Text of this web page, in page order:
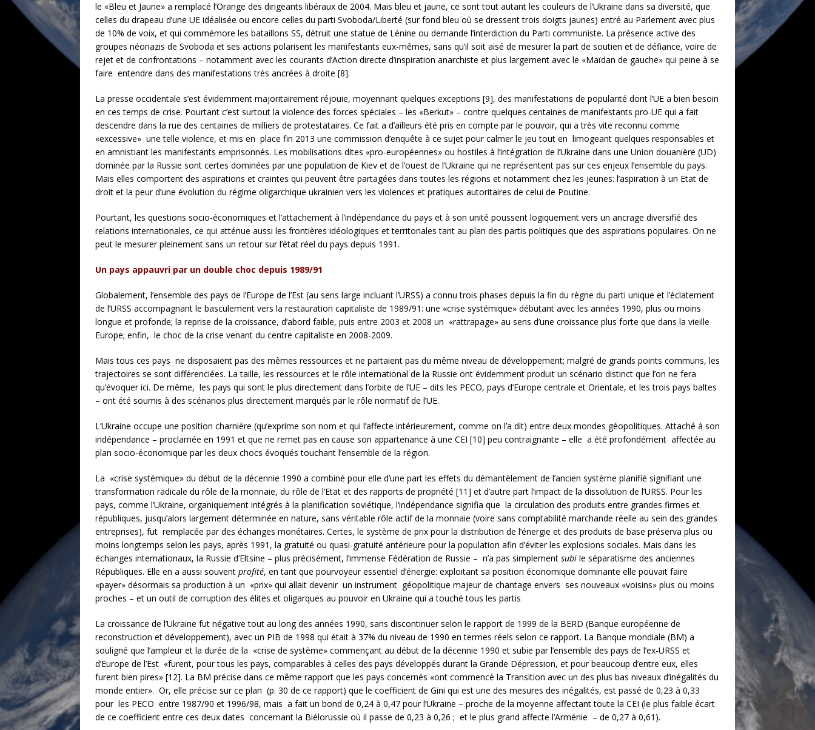
le «Bleu et Jaune» a remplacé l’Orange des dirigeants libéraux de 2004. Mais bleu et jaune, ce sont tout autant les couleurs de l’Ukraine dans sa diversité, que
celles du drapeau d’une UE idéalisée ou encore celles du parti Svoboda/Liberté (sur fond bleu où se dressent trois doigts jaunes) entré au Parlement avec plus
de 10% de voix, et qui commémore les bataillons SS, détruit une statue de Lénine ou demande l’interdiction du Parti communiste. La présence active des
groupes néonazis de Svoboda et ses actions polarisent les manifestants eux-mêmes, sans qu’il soit aisé de mesurer la part de soutien et de défiance, voire de
rejet et de confrontations – notamment avec les courants d’Action directe d’inspiration anarchiste et plus largement avec le «Maïdan de gauche» qui peine à se
faire entendre dans des manifestations très ancrées à droite [8].
La presse occidentale s’est évidemment majoritairement réjouie, moyennant quelques exceptions [9], des manifestations de popularité dont l’UE a bien besoin
en ces temps de crise. Pourtant c’est surtout la violence des forces spéciales – les «Berkut» – contre quelques centaines de manifestants pro-UE qui a fait
descendre dans la rue des centaines de milliers de protestataires. Ce fait a d’ailleurs été pris en compte par le pouvoir, qui a très vite reconnu comme
«excessive» une telle violence, et mis en place fin 2013 une commission d’enquête à ce sujet pour calmer le jeu tout en limogeant quelques responsables et
en amnistiant les manifestants emprisonnés. Les mobilisations dites «pro-européennes» ou hostiles à l’intégration de l’Ukraine dans une Union douanière (UD)
dominée par la Russie sont certes dominées par une population de Kiev et de l’ouest de l’Ukraine qui ne représentent pas sur ces enjeux l’ensemble du pays.
Mais elles comportent des aspirations et craintes qui peuvent être partagées dans toutes les régions et notamment chez les jeunes: l’aspiration à un Etat de
droit et la peur d’une évolution du régime oligarchique ukrainien vers les violences et pratiques autoritaires de celui de Poutine.
Pourtant, les questions socio-économiques et l’attachement à l’indépendance du pays et à son unité poussent logiquement vers un ancrage diversifié des
relations internationales, ce qui atténue aussi les frontières idéologiques et territoriales tant au plan des partis politiques que des aspirations populaires. On ne
peut le mesurer pleinement sans un retour sur l’état réel du pays depuis 1991.
Un pays appauvri par un double choc depuis 1989/91
Globalement, l’ensemble des pays de l’Europe de l’Est (au sens large incluant l’URSS) a connu trois phases depuis la fin du règne du parti unique et l’éclatement
de l’URSS accompagnant le basculement vers la restauration capitaliste de 1989/91: une «crise systémique» débutant avec les années 1990, plus ou moins
longue et profonde; la reprise de la croissance, d’abord faible, puis entre 2003 et 2008 un «rattrapage» au sens d’une croissance plus forte que dans la vieille
Europe; enfin, le choc de la crise venant du centre capitaliste en 2008-2009.
Mais tous ces pays ne disposaient pas des mêmes ressources et ne partaient pas du même niveau de développement; malgré de grands points communs, les
trajectoires se sont différenciées. La taille, les ressources et le rôle international de la Russie ont évidemment produit un scénario distinct que l’on ne fera
qu’évoquer ici. De même, les pays qui sont le plus directement dans l’orbite de l’UE – dits les PECO, pays d’Europe centrale et Orientale, et les trois pays baltes
– ont été soumis à des scénarios plus directement marqués par le rôle normatif de l’UE.
L’Ukraine occupe une position charnière (qu’exprime son nom et qui l’affecte intérieurement, comme on l’a dit) entre deux mondes géopolitiques. Attaché à son
indépendance – proclamée en 1991 et que ne remet pas en cause son appartenance à une CEI [10] peu contraignante – elle a été profondément affectée au
plan socio-économique par les deux chocs évoqués touchant l’ensemble de la région.
La «crise systémique» du début de la décennie 1990 a combiné pour elle d’une part les effets du démantèlement de l’ancien système planifié signifiant une
transformation radicale du rôle de la monnaie, du rôle de l’Etat et des rapports de propriété [11] et d’autre part l’impact de la dissolution de l’URSS. Pour les
pays, comme l’Ukraine, organiquement intégrés à la planification soviétique, l’indépen­dance signifia que la circulation des produits entre grandes firmes et
républiques, jusqu’alors largement déterminée en nature, sans véritable rôle actif de la monnaie (voire sans comptabilité marchande réelle au sein des grandes
entreprises), fut remplacée par des échanges monétaires. Certes, le système de prix pour la distribution de l’énergie et des produits de base préserva plus ou
moins longtemps selon les pays, après 1991, la gratuité ou quasi-gratuité antérieure pour la population afin d’éviter les explosions sociales. Mais dans les
échanges internationaux, la Russie d’Eltsine – plus précisément, l’immense Fédération de Russie – n’a pas simplement subi le séparatisme des anciennes
Républiques. Elle en a aussi souvent profité, en tant que pourvoyeur essentiel d’énergie: exploitant sa position économique dominante elle pouvait faire
«payer» désormais sa production à un «prix» qui allait devenir un instrument géopolitique majeur de chantage envers ses nouveaux «voisins» plus ou moins
proches – et un outil de corruption des élites et oligarques au pouvoir en Ukraine qui a touché tous les partis
La croissance de l’Ukraine fut négative tout au long des années 1990, sans discontinuer selon le rapport de 1999 de la BERD (Banque européenne de
reconstruction et développement), avec un PIB de 1998 qui était à 37% du niveau de 1990 en termes réels selon ce rapport. La Banque mondiale (BM) a
souligné que l’ampleur et la durée de la «crise de système» commençant au début de la décennie 1990 et subie par l’ensemble des pays de l’ex-URSS et
d’Europe de l’Est «furent, pour tous les pays, comparables à celles des pays développés durant la Grande Dépression, et pour beaucoup d’entre eux, elles
furent bien pires» [12]. La BM précise dans ce même rapport que les pays concernés «ont commencé la Transition avec un des plus bas niveaux d’inégalités du
monde entier». Or, elle précise sur ce plan (p. 30 de ce rapport) que le coefficient de Gini qui est une des mesures des inégalités, est passé de 0,23 à 0,33
pour les PECO entre 1987/90 et 1996/98, mais a fait un bond de 0,24 à 0,47 pour l’Ukraine – proche de la moyenne affectant toute la CEI (le plus faible écart
de ce coefficient entre ces deux dates concernant la Biélorussie où il passe de 0,23 à 0,26 ; et le plus grand affecte l’Arménie – de 0,27 à 0,61).